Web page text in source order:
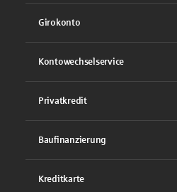
Girokonto
Kontowechselservice
Privatkredit
Baufinanzierung
Kreditkarte